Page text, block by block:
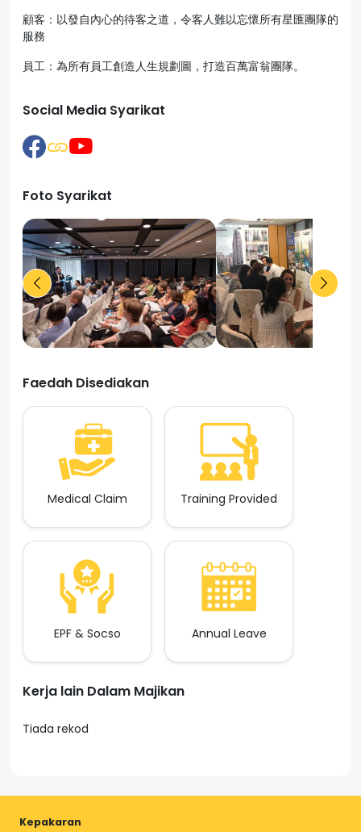
顧客：以發自內心的待客之道，令客人難以忘懷所有星匯團隊的
服務
員工：為所有員工創造人生規劃圖，打造百萬富翁團隊。
Social Media Syarikat
Foto Syarikat
Faedah Disediakan
Medical Claim Training Provided
EPF & Socso Annual Leave
Kerja lain Dalam Majikan
Tiada rekod
Kepakaran